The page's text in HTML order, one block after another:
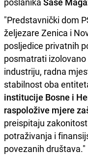
"Predstavnički dom
željezare Zenica i
posljedice privatnih
posmatrati
industriju, radna
stabilnost oba
institucije Bosne i
raspoložive mjere
preispitaju
potraživanja i
povezanih društava."